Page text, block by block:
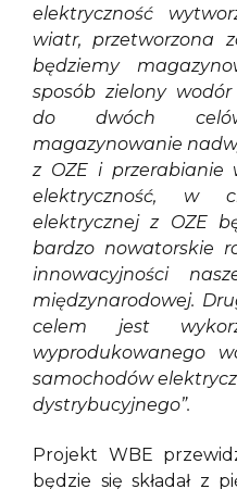
elektryczność
wiatr, przetworzona
będziemy
sposób zielony
do dwóch
magazynowanie
z OZE i
elektryczność, w
elektrycznej z OZE
bardzo nowatorskie
innowacyjności
międzynarodowej.
celem jest
wyprodukowanego
samochodów
dystrybucyjnego”.
Projekt WBE
będzie się składał z